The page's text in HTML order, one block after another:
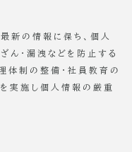
新の情報に保ち、個人
ん・漏洩などを防止する
体制の整備・社員教育の
実施し個人情報の厳重